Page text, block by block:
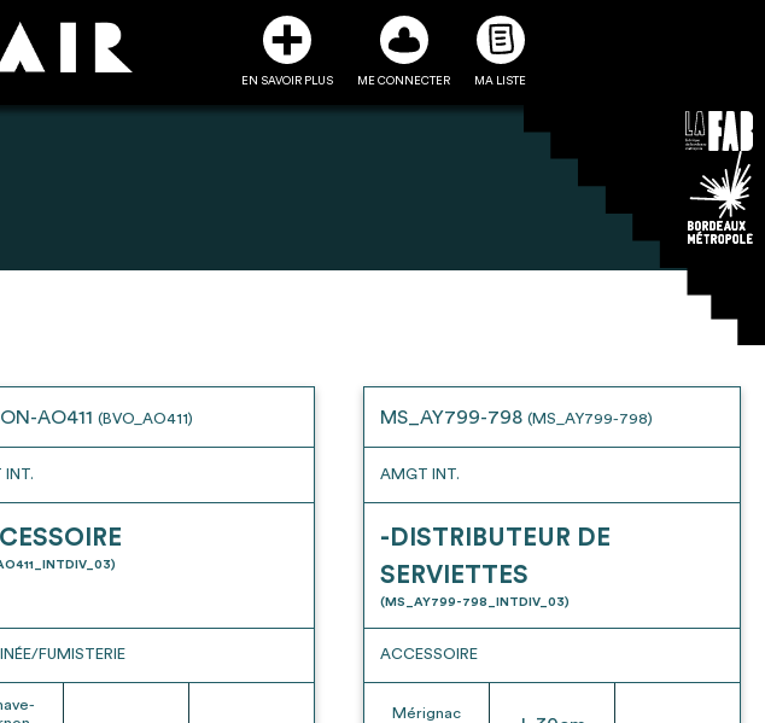
EN SAVOIR PLUS ME CONNECTER MA LISTE
de
un outil d’aide à la conception
modalités et stratégies de
AO411 (BVO_AO411)
INT.
FUMISTERIE
MS_AY799-798 (MS_AY799-798)
AMGT INT.
-DISTRIBUTEUR DE
SERVIETTES
(MS_AY799-798_INTDIV_03)
ACCESSOIRE
Mérignac